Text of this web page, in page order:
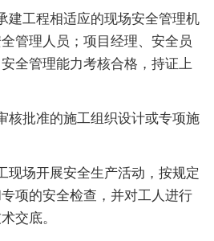
建工程相适应的现场安全管理机
管理人员；项目经理、安全员
全管理能力考核合格，持证上
核批准的施工组织设计或专项施
现场开展安全生产活动，按规定
项的安全检查，并对工人进行
交底。